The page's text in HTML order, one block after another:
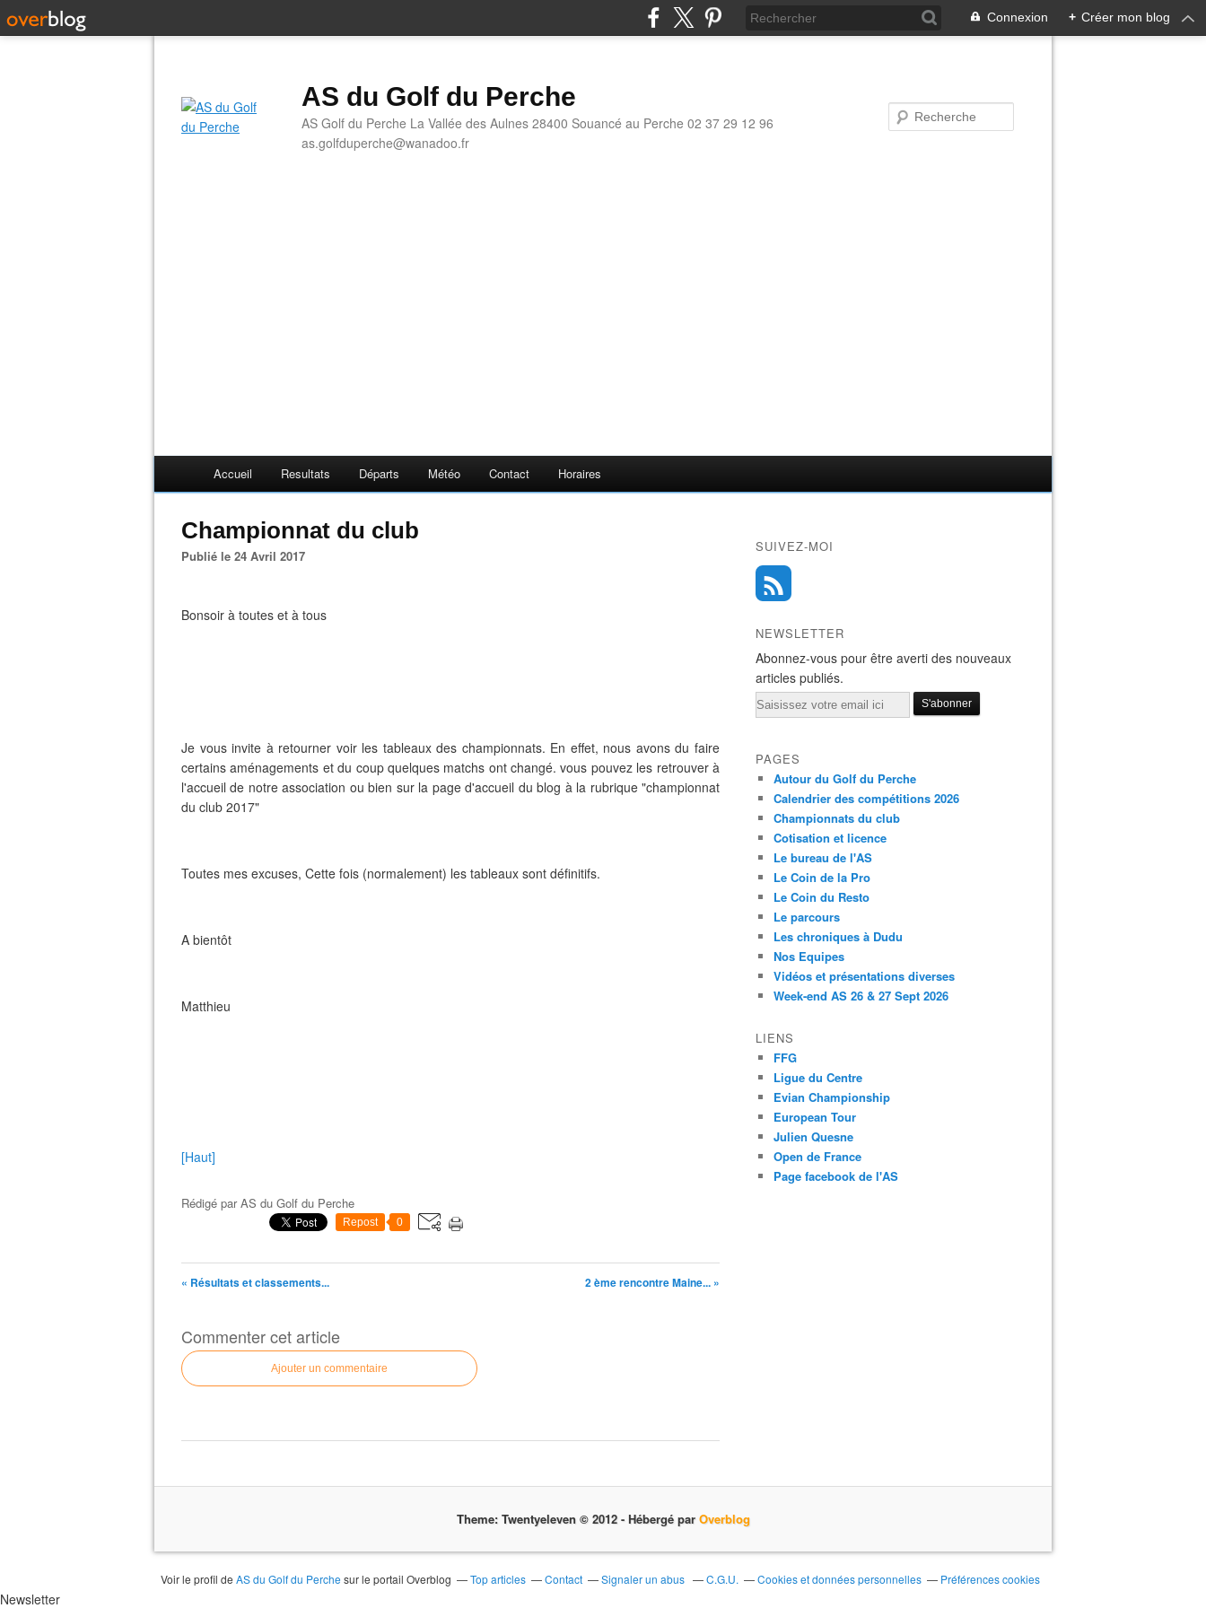
Connexion + Créer mon blog
AS du Golf du Perche
AS Golf du Perche La Vallée des Aulnes 28400 Souancé au Perche 02 37 29 12 96
as.golfduperche@wanadoo.fr
Accueil Resultats Départs Météo Contact Horaires
Championnat du club
Publié le 24 Avril 2017
Bonsoir à toutes et à tous
Je vous invite à retourner voir les tableaux des championnats. En effet, nous avons du faire
certains aménagements et du coup quelques matchs ont changé. vous pouvez les retrouver à
l'accueil de notre association ou bien sur la page d'accueil du blog à la rubrique "championnat
du club 2017"
Toutes mes excuses, Cette fois (normalement) les tableaux sont définitifs.
A bientôt
Matthieu
[Haut]
Rédigé parAS du Golf du Perche
Repost 0
« Résultats et classements... 2 ème rencontre Maine... »
Commenter cet article
Ajouter un commentaire
SUIVEZ-MOI
NEWSLETTER
Abonnez-vous pour être averti des nouveaux
articles publiés.
Email
PAGES
Autour du Golf du Perche
Calendrier des compétitions 2026
Championnats du club
Cotisation et licence
Le bureau de l'AS
Le Coin de la Pro
Le Coin du Resto
Le parcours
Les chroniques à Dudu
Nos Equipes
Vidéos et présentations diverses
Week-end AS 26 & 27 Sept 2026
LIENS
FFG
Ligue du Centre
Evian Championship
European Tour
Julien Quesne
Open de France
Page facebook de l'AS
Theme: Twentyeleven © 2012 - Hébergé par Overblog
Voir le profil de AS du Golf du Perche sur le portail Overblog Top articles Contact Signaler un abus C.G.U. Cookies et données personnelles Préférences cookies
Newsletter